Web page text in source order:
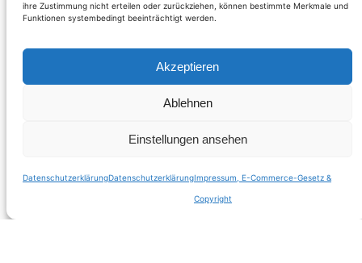
ihre Zustimmung nicht erteilen oder zurückziehen, können bestimmte Merkmale und
Funktionen systembedingt beeinträchtigt werden.
Akzeptieren
Ablehnen
Einstellungen ansehen
DatenschutzerklärungDatenschutzerklärungImpressum, E-Commerce-Gesetz &
Copyright
Wie bitte, Team
Stronach wirft ÖVP
Diebstahl vor